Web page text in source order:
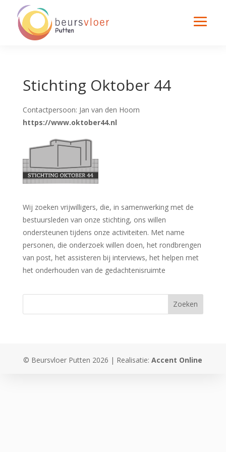
Stichting Oktober 44
Contactpersoon: Jan van den Hoorn
https://www.oktober44.nl
Wij zoeken vrijwilligers, die, in samenwerking met de
bestuursleden van onze stichting, ons willen
ondersteunen tijdens onze activiteiten. Met name
personen, die onderzoek willen doen, het rondbrengen
van post, het assisteren bij interviews, het helpen met
het onderhouden van de gedachtenisruimte
© Beursvloer Putten 2026 | Realisatie:Accent Online